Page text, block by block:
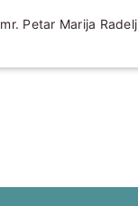
mr. Petar Marija Radelj